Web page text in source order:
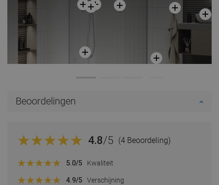
Beoordelingen
4.8/5 (4 Beoordeling)
5.0/5 Kwaliteit
4.9/5 Verschijning